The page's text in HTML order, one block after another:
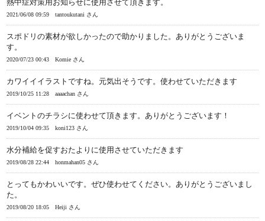
熱中症対策用お知らせに使用させて頂きます。
2021/06/08 09:59 tantoukutani さん
スポドリの素材が欲しかったので助かりました。ありがとうございま
す。
2020/07/23 00:43 Komie さん
カワイイイラストですね。元気出そうです。使わせていただきます
2019/10/25 11:28 aaaachan さん
イベントのチラシに使わせて頂きます。ありがとうございます！
2019/10/04 09:35 koni123 さん
水分補給を促すおたよりに使用させていただきます
2019/08/28 22:44 honmahan05 さん
とってもかわいいです。ぜひ使わせてください。ありがとうございまし
た。
2019/08/20 18:05 Heiji さん